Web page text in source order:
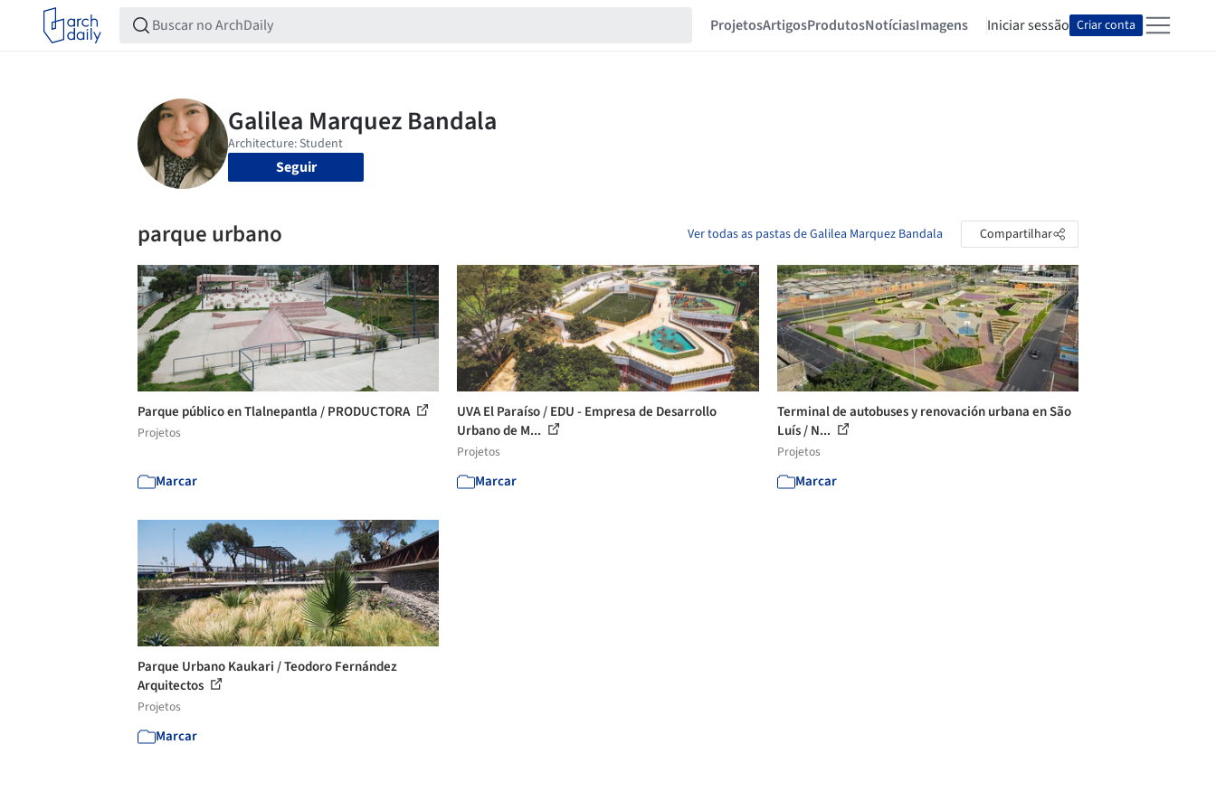
ProjetosArtigosProdutosNotíciasImagens Iniciar sessão Criar conta
Seguir
parque urbano Ver todas as pastas de Galilea Marquez Bandala Compartilhar
Parque público en Tlalnepantla / PRODUCTORA
Projetos
Marcar
UVA El Paraíso / EDU - Empresa de Desarrollo
Urbano de M...
Projetos
Marcar
Terminal de autobuses y renovación urbana en São
Luís / N...
Projetos
Marcar
Parque Urbano Kaukari / Teodoro Fernández
Arquitectos
Projetos
Marcar